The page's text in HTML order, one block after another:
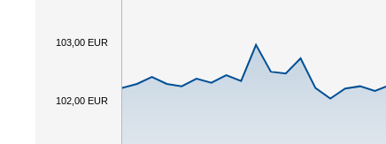
102,00 EUR
103,00 EUR